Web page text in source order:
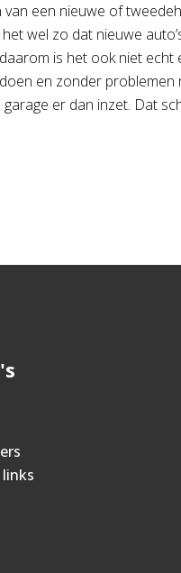
een nieuwe of
wel zo dat nieuwe
is het ook niet
en zonder
er dan inzet. Dat